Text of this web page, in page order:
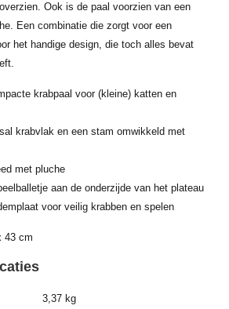
Ook is de paal voorzien van een
Een combinatie die zorgt voor een
het handige design, die toch alles bevat
krabpaal voor (kleine) katten en
krabvlak en een stam omwikkeld met
met pluche
aan de onderzijde van het plateau
voor veilig krabben en spelen
43 cm
3,37 kg